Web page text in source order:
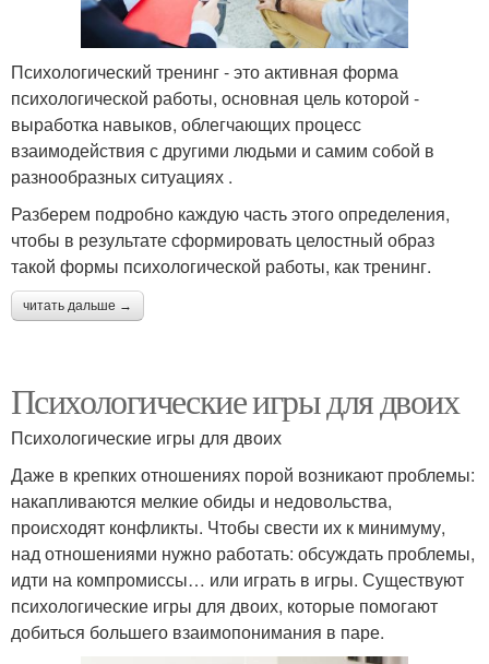
Психологический тренинг - это активная форма
психологической работы, основная цель которой -
выработка навыков, облегчающих процесс
взаимодействия с другими людьми и самим собой в
разнообразных ситуациях .
Разберем подробно каждую часть этого определения,
чтобы в результате сформировать целостный образ
такой формы психологической работы, как тренинг.
читать дальше →
Психологические игры для двоих
Психологические игры для двоих
Даже в крепких отношениях порой возникают проблемы:
накапливаются мелкие обиды и недовольства,
происходят конфликты. Чтобы свести их к минимуму,
над отношениями нужно работать: обсуждать проблемы,
идти на компромиссы… или играть в игры. Существуют
психологические игры для двоих, которые помогают
добиться большего взаимопонимания в паре.